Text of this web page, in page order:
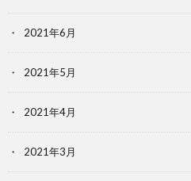
2021年6月
2021年5月
2021年4月
2021年3月